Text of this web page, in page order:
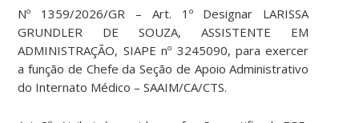
Nº 1359/2026/GR – Art. 1º Designar LARISSA
GRUNDLER DE SOUZA, ASSISTENTE EM
ADMINISTRAÇÃO, SIAPE nº 3245090, para exercer
a função de Chefe da Seção de Apoio Administrativo
do Internato Médico – SAAIM/CA/CTS.